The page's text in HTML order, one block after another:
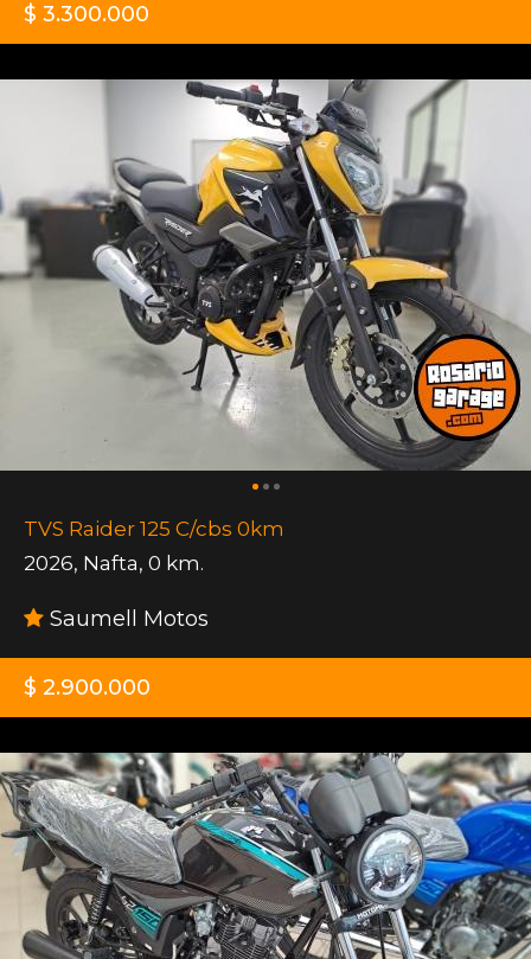
$ 3.300.000
TVS Raider 125 C/cbs 0km
2026, Nafta, 0 km.
Saumell Motos
$ 2.900.000